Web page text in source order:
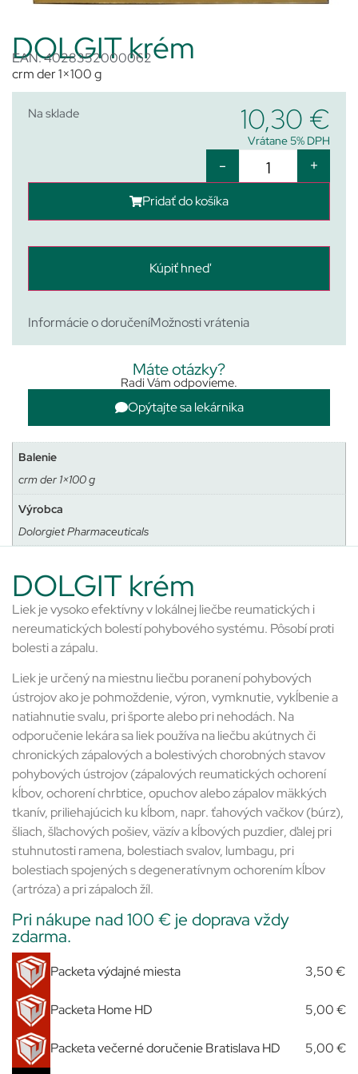
DOLGIT krém
EAN: 4028352000062
crm der 1×100 g
Na sklade 10,30 €
Vrátane 5% DPH
- +
Pridať do košíka
Kúpiť hneď
Informácie o doručeníMožnosti vrátenia
Máte otázky?
Radi Vám odpovieme.
Opýtajte sa lekárnika
Balenie
crm der 1×100 g
Výrobca
Dolorgiet Pharmaceuticals
DOLGIT krém
Liek je vysoko efektívny v lokálnej liečbe reumatických i
nereumatických bolestí pohybového systému. Pôsobí proti
bolesti a zápalu.
Liek je určený na miestnu liečbu poranení pohybových
ústrojov ako je pohmoždenie, výron, vymknutie, vykĺbenie a
natiahnutie svalu, pri športe alebo pri nehodách. Na
odporučenie lekára sa liek používa na liečbu akútnych či
chronických zápalových a bolestivých chorobných stavov
pohybových ústrojov (zápalových reumatických ochorení
kĺbov, ochorení chrbtice, opuchov alebo zápalov mäkkých
tkanív, priliehajúcich ku kĺbom, napr. ťahových vačkov (búrz),
šliach, šľachových pošiev, väzív a kĺbových puzdier, ďalej pri
stuhnutosti ramena, bolestiach svalov, lumbagu, pri
bolestiach spojených s degeneratívnym ochorením kĺbov
(artróza) a pri zápaloch žíl.
Pri nákupe nad 100 € je doprava vždy
zdarma.
Packeta výdajné miesta 3,50 €
Packeta Home HD 5,00 €
Packeta večerné doručenie Bratislava HD 5,00 €